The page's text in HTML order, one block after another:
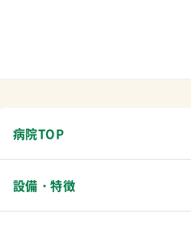
病院TOP
設備・特徴